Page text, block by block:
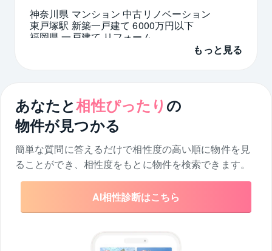
神奈川県 マンション 中古リノベーション
東戸塚駅 新築一戸建て 6000万円以下
福岡県 一戸建て リフォーム
横須賀 新築戸建て
目黒駅 中古マンション 1億5000万円以下
もっと見る
あなたと相性ぴったり の
物件が見つかる
簡単な質問に答えるだけで相性度の高い順に物件を 見
ることができ、相性度をもとに物件を検索できます。
AI相性診断はこちら